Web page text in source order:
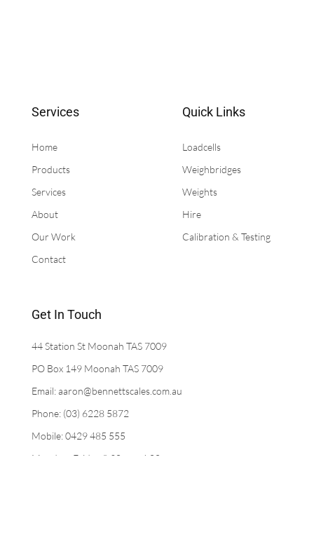
Services
Home
Products
Services
About
Our Work
Contact
Quick Links
Loadcells
Weighbridges
Weights
Hire
Calibration & Testing
Get In Touch
44 Station St Moonah TAS 7009
PO Box 149 Moonah TAS 7009
Email: aaron@bennettscales.com.au
Phone: (03) 6228 5872
Mobile: 0429 485 555
Monday- Friday 8:30am - 4:00pm